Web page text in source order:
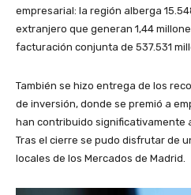
empresarial: la región alberga
extranjero que generan 1,44
facturación conjunta de 537.531
También se hizo entrega de los
de inversión, donde se premió a
han contribuido significativamente
Tras el cierre se pudo disfrutar de
locales de los Mercados de Madrid.